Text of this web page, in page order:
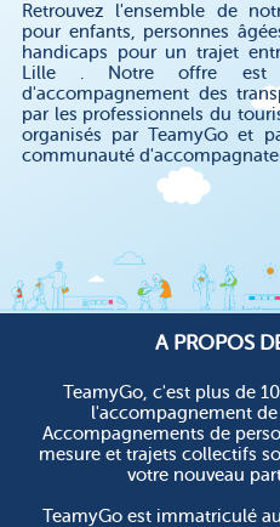
Retrouvez l'ensemble de
pour enfants, personnes
handicaps pour un trajet
Lille . Notre offre est
d'accompagnement des
par les professionnels du
organisés par TeamyGo et
communauté
A PROPOS
TeamyGo, c'est plus de
l'accompagnement
Accompagnements de
mesure et trajets collectifs
votre nouveau
TeamyGo est immatriculé